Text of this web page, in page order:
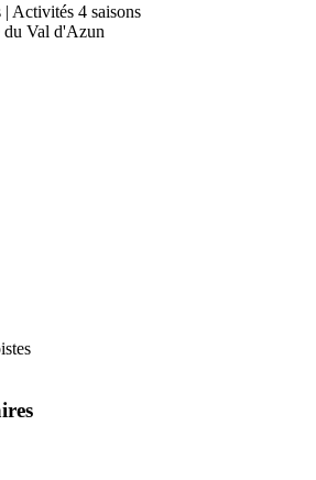
Activités 4 saisons
du Val d'Azun